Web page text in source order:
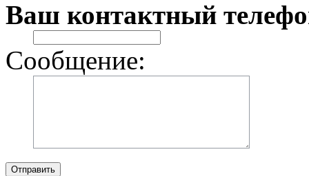
Ваш контактный
Сообщение:
Отправить